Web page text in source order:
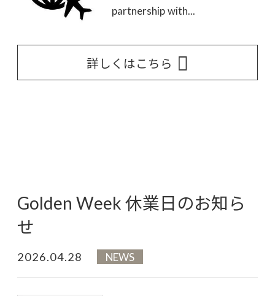
partnership with...
詳しくはこちら
Golden Week 休業日のお知ら
せ
2026.04.28 NEWS